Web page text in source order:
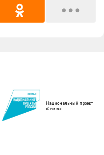
Национальный проект
«Семья»